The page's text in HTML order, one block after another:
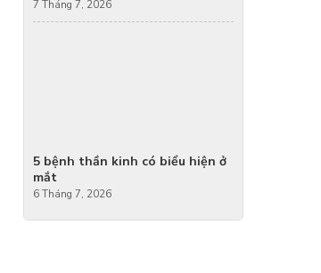
7 Tháng 7, 2026
5 bệnh thần kinh có biểu hiện ở
mắt
6 Tháng 7, 2026